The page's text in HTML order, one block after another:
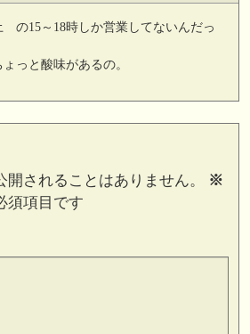
15～18時しか営業してないんだっ
っと酸味があるの。
開されることはありません。
※
須項目です